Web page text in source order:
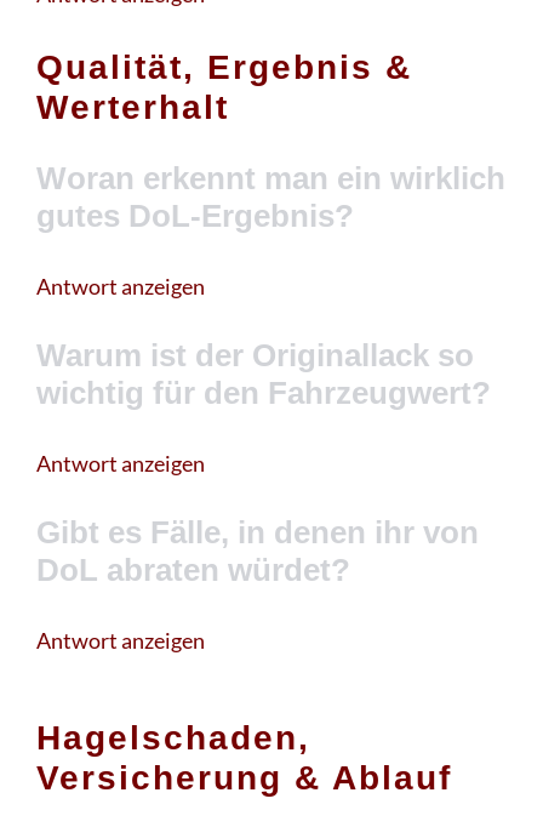
Qualität, Ergebnis &
Werterhalt
Woran erkennt man ein wirklich
gutes DoL-Ergebnis?
Antwort anzeigen
Warum ist der Originallack so
wichtig für den Fahrzeugwert?
Antwort anzeigen
Gibt es Fälle, in denen ihr von
DoL abraten würdet?
Antwort anzeigen
Hagelschaden,
Versicherung & Ablauf